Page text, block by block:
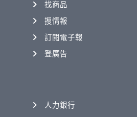
找商品
搜情報
訂閱電子報
登廣告
人力銀行